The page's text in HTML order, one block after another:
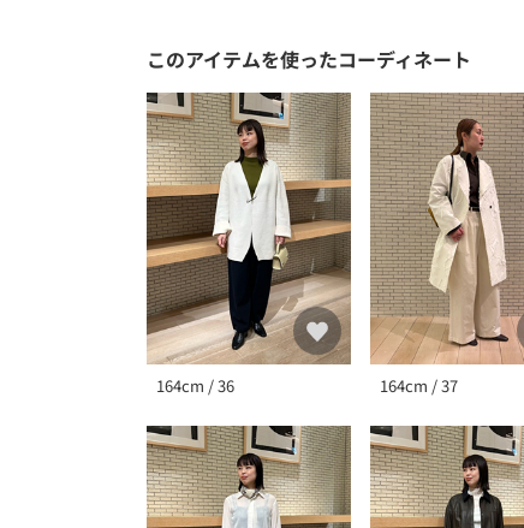
このアイテムを使ったコーディネート
164cm / 36 164cm / 37